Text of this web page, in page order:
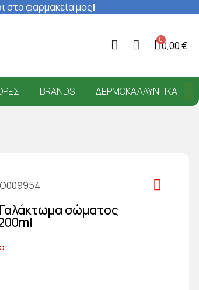
στα φαρμακεία μας!
0,00 €
BRANDS ΔΕΡΜΟΚΑΛΛΥΝΤΙΚΆ
Γαλάκτωμα σώματος